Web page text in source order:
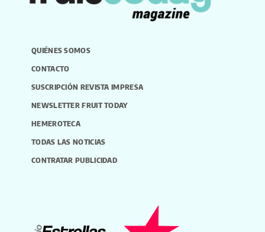
QUIÉNES SOMOS
CONTACTO
SUSCRIPCIÓN REVISTA IMPRESA
NEWSLETTER FRUIT TODAY
HEMEROTECA
TODAS LAS NOTICIAS
CONTRATAR PUBLICIDAD